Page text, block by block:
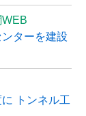
ターを建設
トンネル工